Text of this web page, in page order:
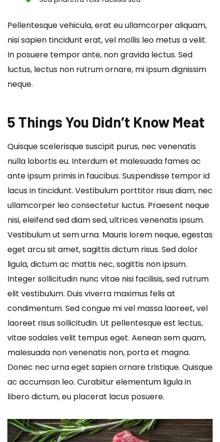
Pellentesque vehicula, erat eu ullamcorper aliquam,
nisi sapien tincidunt erat, vel mollis leo metus a velit.
In posuere tempor ante, non gravida lectus. Sed
luctus, lectus non rutrum ornare, mi ipsum dignissim
neque.
5 Things You Didn’t Know Meat
Quisque scelerisque suscipit purus, nec venenatis
nulla lobortis eu. Interdum et malesuada fames ac
ante ipsum primis in faucibus. Suspendisse tempor id
lacus in tincidunt. Vestibulum porttitor risus diam, nec
ullamcorper leo consectetur luctus. Praesent neque
nisi, eleifend sed diam sed, ultrices venenatis ipsum.
Vestibulum ut sem urna. Mauris lorem neque, egestas
eget arcu sit amet, sagittis dictum risus. Sed dolor
ligula, dictum ac mattis nec, sagittis non ipsum.
Integer sollicitudin nunc vitae nisi facilisis, sed rutrum
elit vestibulum. Duis viverra maximus felis at
condimentum. Sed congue mi vel massa laoreet, vel
laoreet risus sollicitudin. Ut pellentesque est lectus,
vitae sodales velit tempus eget. Aenean sem quam,
malesuada non venenatis non, porta et magna.
Donec nec urna eget sapien ornare tristique. Quisque
ac accumsan leo. Curabitur elementum ligula in
libero dictum, eu placerat lacus posuere.